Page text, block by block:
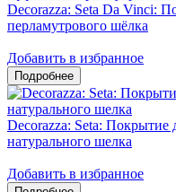
Decorazza: Seta Da Vinci:
перламутрового шёлка
Добавить в избранное
Decorazza: Seta: Покрытие
натурального шелка
Добавить в избранное